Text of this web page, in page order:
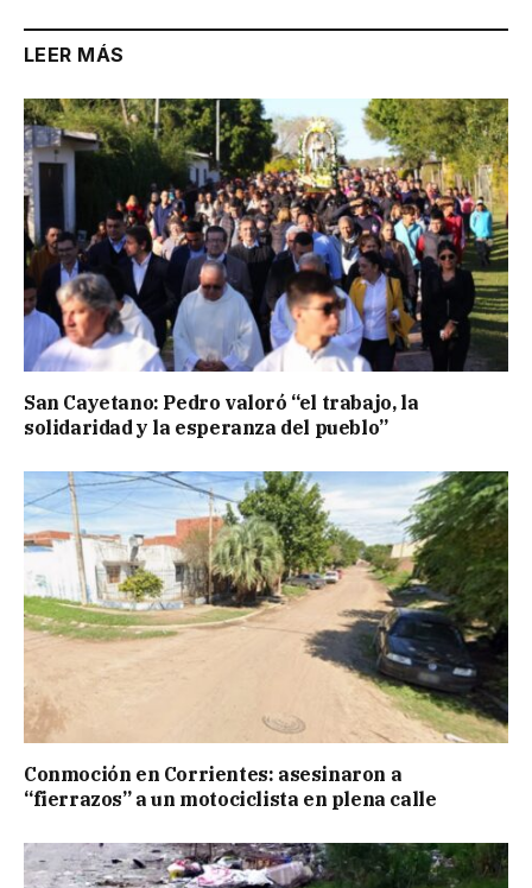
LEER MÁS
San Cayetano: Pedro valoró “el trabajo, la
solidaridad y la esperanza del pueblo”
Conmoción en Corrientes: asesinaron a
“fierrazos” a un motociclista en plena calle